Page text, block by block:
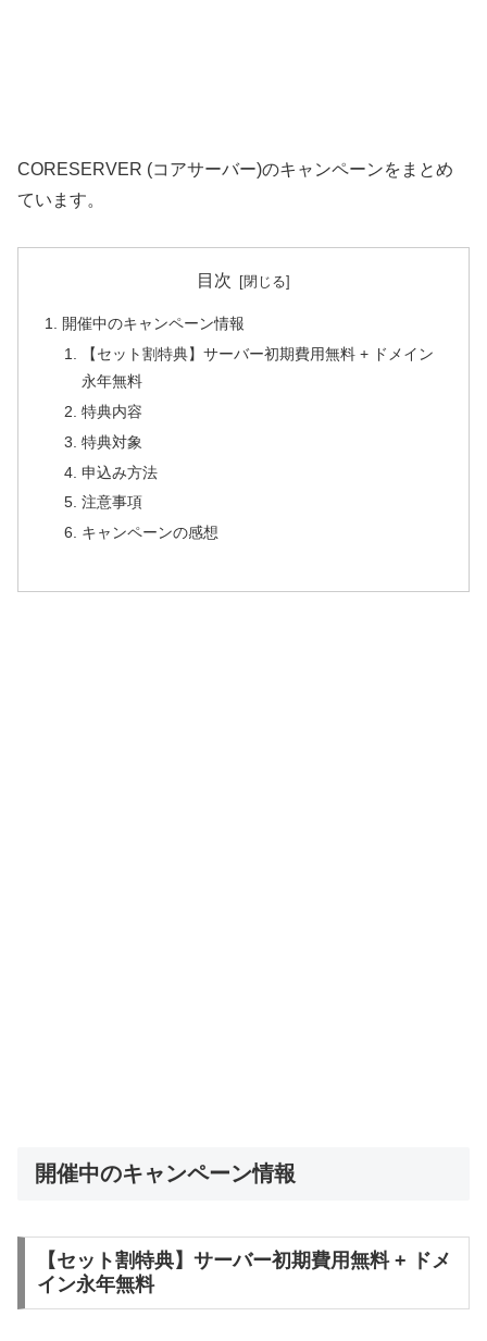
CORESERVER (コアサーバー)のキャンペーンをまとめ
ています。
目次
開催中のキャンペーン情報
【セット割特典】サーバー初期費用無料 + ドメイン
永年無料
特典内容
特典対象
申込み方法
注意事項
キャンペーンの感想
開催中のキャンペーン情報
【セット割特典】サーバー初期費用無料 + ドメ
イン永年無料